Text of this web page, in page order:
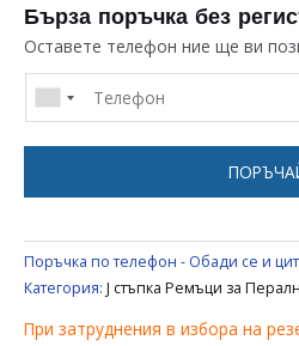
J
СТЪПКА
1056
J5
ПОЛИУРЕТАНОВ
ПЕРАЛНЯ
UNIVERSAL
Бърза поръчка без
Оставете телефон ние ще ви
Поръчка по телефон - Обади се и
Категория: J стъпка Ремъци за
При затруднения в избора на